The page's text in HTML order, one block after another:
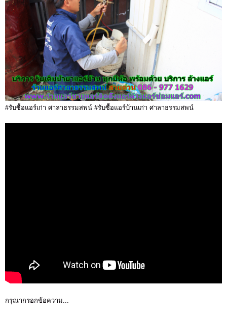
#รับซื้อแอร์เก่า ศาลาธรรมสพน์ #รับซื้อแอร์บ้านเก่า ศาลาธรรมสพน์
กรุณากรอกข้อความ...